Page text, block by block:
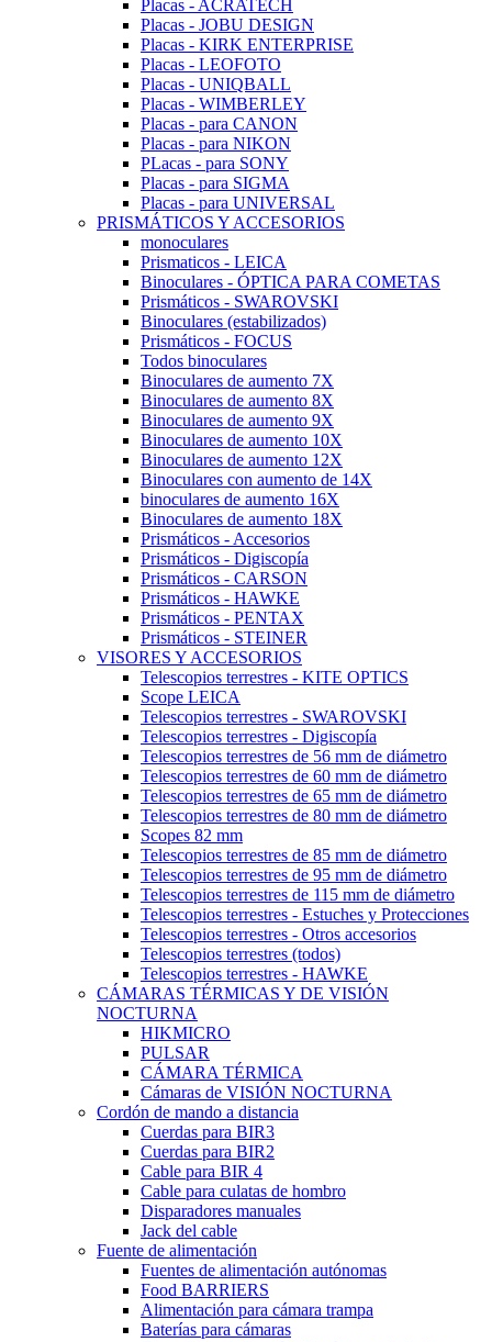
Placas - ACRATECH
Placas - JOBU DESIGN
Placas - KIRK ENTERPRISE
Placas - LEOFOTO
Placas - UNIQBALL
Placas - WIMBERLEY
Placas - para CANON
Placas - para NIKON
PLacas - para SONY
Placas - para SIGMA
Placas - para UNIVERSAL
PRISMÁTICOS Y ACCESORIOS
monoculares
Prismaticos - LEICA
Binoculares - ÓPTICA PARA COMETAS
Prismáticos - SWAROVSKI
Binoculares (estabilizados)
Prismáticos - FOCUS
Todos binoculares
Binoculares de aumento 7X
Binoculares de aumento 8X
Binoculares de aumento 9X
Binoculares de aumento 10X
Binoculares de aumento 12X
Binoculares con aumento de 14X
binoculares de aumento 16X
Binoculares de aumento 18X
Prismáticos - Accesorios
Prismáticos - Digiscopía
Prismáticos - CARSON
Prismáticos - HAWKE
Prismáticos - PENTAX
Prismáticos - STEINER
VISORES Y ACCESORIOS
Telescopios terrestres - KITE OPTICS
Scope LEICA
Telescopios terrestres - SWAROVSKI
Telescopios terrestres - Digiscopía
Telescopios terrestres de 56 mm de diámetro
Telescopios terrestres de 60 mm de diámetro
Telescopios terrestres de 65 mm de diámetro
Telescopios terrestres de 80 mm de diámetro
Scopes 82 mm
Telescopios terrestres de 85 mm de diámetro
Telescopios terrestres de 95 mm de diámetro
Telescopios terrestres de 115 mm de diámetro
Telescopios terrestres - Estuches y Protecciones
Telescopios terrestres - Otros accesorios
Telescopios terrestres (todos)
Telescopios terrestres - HAWKE
CÁMARAS TÉRMICAS Y DE VISIÓN
NOCTURNA
HIKMICRO
PULSAR
CÁMARA TÉRMICA
Cámaras de VISIÓN NOCTURNA
Cordón de mando a distancia
Cuerdas para BIR3
Cuerdas para BIR2
Cable para BIR 4
Cable para culatas de hombro
Disparadores manuales
Jack del cable
Fuente de alimentación
Fuentes de alimentación autónomas
Food BARRIERS
Alimentación para cámara trampa
Baterías para cámaras